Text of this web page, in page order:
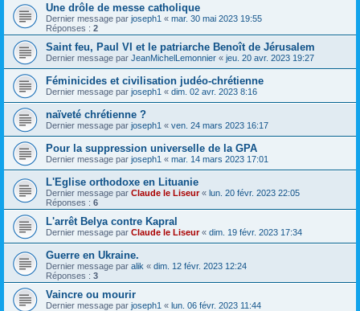
Une drôle de messe catholique
Dernier message par joseph1 « mar. 30 mai 2023 19:55
Réponses : 2
Saint feu, Paul VI et le patriarche Benoît de Jérusalem
Dernier message par JeanMichelLemonnier « jeu. 20 avr. 2023 19:27
Féminicides et civilisation judéo-chrétienne
Dernier message par joseph1 « dim. 02 avr. 2023 8:16
naïveté chrétienne ?
Dernier message par joseph1 « ven. 24 mars 2023 16:17
Pour la suppression universelle de la GPA
Dernier message par joseph1 « mar. 14 mars 2023 17:01
L'Eglise orthodoxe en Lituanie
Dernier message par Claude le Liseur« lun. 20 févr. 2023 22:05
Réponses : 6
L'arrêt Belya contre Kapral
Dernier message par Claude le Liseur« dim. 19 févr. 2023 17:34
Guerre en Ukraine.
Dernier message par alik « dim. 12 févr. 2023 12:24
Réponses : 3
Vaincre ou mourir
Dernier message par joseph1 « lun. 06 févr. 2023 11:44